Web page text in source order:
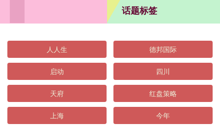
话题标签
人人生 德邦国际
启动 四川
天府 红盘策略
上海 今年